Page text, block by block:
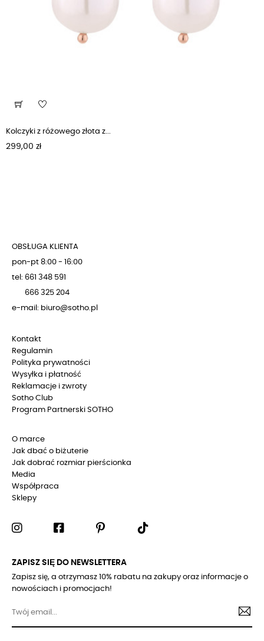
Kolczyki z różowego złota z...
Cena
299,00 zł
OBSŁUGA KLIENTA
pon-pt 8:00 - 16:00
tel: 661 348 591
666 325 204
e-mail: biuro@sotho.pl
Kontakt
Regulamin
Polityka prywatności
Wysyłka i płatność
Reklamacje i zwroty
Sotho Club
Program Partnerski SOTHO
O marce
Jak dbać o biżuterie
Jak dobrać rozmiar pierścionka
Media
Współpraca
Sklepy
ZAPISZ SIĘ DO NEWSLETTERA
Zapisz się, a otrzymasz 10% rabatu na zakupy oraz informacje o
nowościach i promocjach!